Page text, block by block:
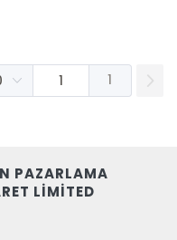
1
PAZARLAMA
LİMİTED